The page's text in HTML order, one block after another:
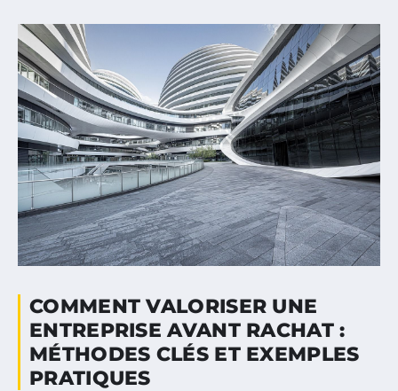
COMMENT VALORISER UNE
ENTREPRISE AVANT RACHAT :
MÉTHODES CLÉS ET EXEMPLES
PRATIQUES